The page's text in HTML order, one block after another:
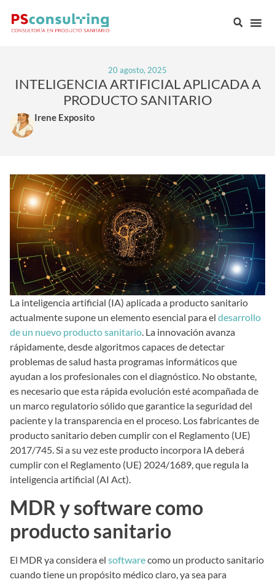
20 agosto, 2025
INTELIGENCIA ARTIFICIAL APLICADA A
PRODUCTO SANITARIO
Irene Exposito
La inteligencia artificial (IA) aplicada a producto sanitario
actualmente supone un elemento esencial para el desarrollo
de un nuevo producto sanitario. La innovación avanza
rápidamente, desde algoritmos capaces de detectar
problemas de salud hasta programas informáticos que
ayudan a los profesionales con el diagnóstico. No obstante,
es necesario que esta rápida evolución esté acompañada de
un marco regulatorio sólido que garantice la seguridad del
paciente y la transparencia en el proceso. Los fabricantes de
producto sanitario deben cumplir con el Reglamento (UE)
2017/745. Si a su vez este producto incorpora IA deberá
cumplir con el Reglamento (UE) 2024/1689, que regula la
inteligencia artificial (AI Act).
MDR y software como
producto sanitario
El MDR ya considera el softwarecomo un producto sanitario
cuando tiene un propósito médico claro, ya sea para